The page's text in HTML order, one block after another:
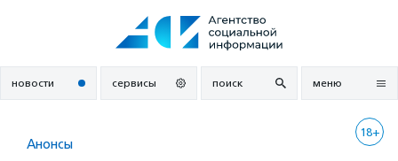
новости сервисы поиск меню
18+
Анонсы